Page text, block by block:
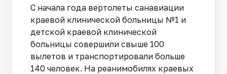
С начала года вертолеты санавиации
краевой клинической больницы №1 и
детской краевой клинической
больницы совершили свыше 100
вылетов и транспортировали больше
140 человек. На реанимобилях краевых